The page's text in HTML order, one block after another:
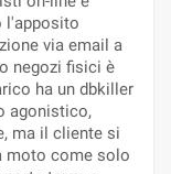
l'apposito
via email a
negozi fisici è
ha un dbkiller
agonistico,
ma il cliente si
moto come solo